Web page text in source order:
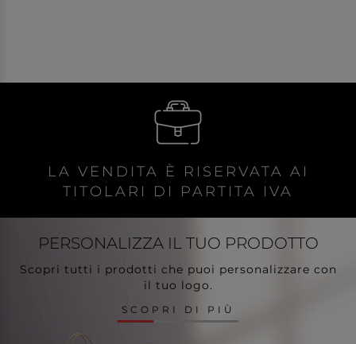
LA VENDITA È RISERVATA AI
TITOLARI DI PARTITA IVA
PERSONALIZZA IL TUO PRODOTTO
Scopri tutti i prodotti che puoi personalizzare con
il tuo logo.
SCOPRI DI PIÙ